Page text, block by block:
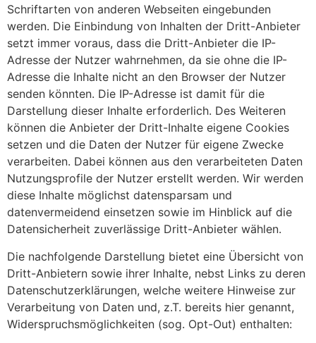
Schriftarten von anderen Webseiten eingebunden
werden. Die Einbindung von Inhalten der Dritt-Anbieter
setzt immer voraus, dass die Dritt-Anbieter die IP-
Adresse der Nutzer wahrnehmen, da sie ohne die IP-
Adresse die Inhalte nicht an den Browser der Nutzer
senden könnten. Die IP-Adresse ist damit für die
Darstellung dieser Inhalte erforderlich. Des Weiteren
können die Anbieter der Dritt-Inhalte eigene Cookies
setzen und die Daten der Nutzer für eigene Zwecke
verarbeiten. Dabei können aus den verarbeiteten Daten
Nutzungsprofile der Nutzer erstellt werden. Wir werden
diese Inhalte möglichst datensparsam und
datenvermeidend einsetzen sowie im Hinblick auf die
Datensicherheit zuverlässige Dritt-Anbieter wählen.
Die nachfolgende Darstellung bietet eine Übersicht von
Dritt-Anbietern sowie ihrer Inhalte, nebst Links zu deren
Datenschutzerklärungen, welche weitere Hinweise zur
Verarbeitung von Daten und, z.T. bereits hier genannt,
Widerspruchsmöglichkeiten (sog. Opt-Out) enthalten: